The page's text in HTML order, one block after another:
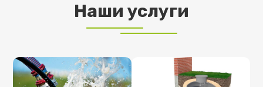
Наши услуги